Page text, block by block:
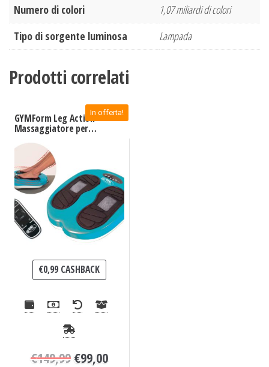
Numero di colori
1,07 miliardi di colori
Tipo di sorgente luminosa
Lampada
Prodotti correlati
GYMForm Leg Action –
Massaggiatore per
Piedi e Gambe
In offerta!
€0,99 CASHBACK
€149,99€99,00